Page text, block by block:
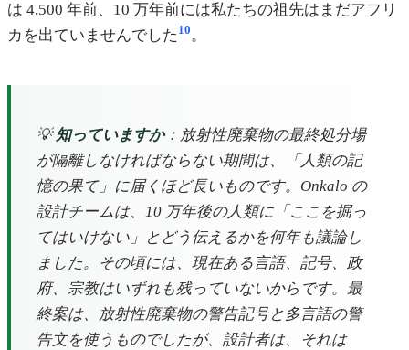
は 4,500 年前、10 万年前には私たちの祖先はまだアフリ
カを出ていませんでした 10。
💡 知っていますか：放射性廃棄物の最終処分場
が隔離しなければならない期間は、「人類の記
憶の果て」に届くほど長いものです。Onkalo の
設計チームは、10 万年後の人類に「ここを掘っ
てはいけない」とどう伝えるかを何年も議論し
ました。その頃には、現在ある言語、記号、政
府、宗教はいずれも残っていないからです。最
終案は、放射性廃棄物の警告記号と多言語の警
告文を使うものでしたが、設計者は、それは